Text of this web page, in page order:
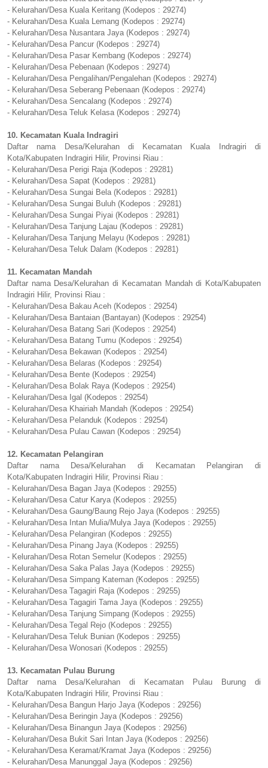
- Kelurahan/Desa Kuala Keritang (Kodepos : 29274)
- Kelurahan/Desa Kuala Lemang (Kodepos : 29274)
- Kelurahan/Desa Nusantara Jaya (Kodepos : 29274)
- Kelurahan/Desa Pancur (Kodepos : 29274)
- Kelurahan/Desa Pasar Kembang (Kodepos : 29274)
- Kelurahan/Desa Pebenaan (Kodepos : 29274)
- Kelurahan/Desa Pengalihan/Pengalehan (Kodepos : 29274)
- Kelurahan/Desa Seberang Pebenaan (Kodepos : 29274)
- Kelurahan/Desa Sencalang (Kodepos : 29274)
- Kelurahan/Desa Teluk Kelasa (Kodepos : 29274)
10. Kecamatan Kuala Indragiri
Daftar nama Desa/Kelurahan di Kecamatan Kuala Indragiri di
Kota/Kabupaten Indragiri Hilir, Provinsi Riau :
- Kelurahan/Desa Perigi Raja (Kodepos : 29281)
- Kelurahan/Desa Sapat (Kodepos : 29281)
- Kelurahan/Desa Sungai Bela (Kodepos : 29281)
- Kelurahan/Desa Sungai Buluh (Kodepos : 29281)
- Kelurahan/Desa Sungai Piyai (Kodepos : 29281)
- Kelurahan/Desa Tanjung Lajau (Kodepos : 29281)
- Kelurahan/Desa Tanjung Melayu (Kodepos : 29281)
- Kelurahan/Desa Teluk Dalam (Kodepos : 29281)
11. Kecamatan Mandah
Daftar nama Desa/Kelurahan di Kecamatan Mandah di Kota/Kabupaten
Indragiri Hilir, Provinsi Riau :
- Kelurahan/Desa Bakau Aceh (Kodepos : 29254)
- Kelurahan/Desa Bantaian (Bantayan) (Kodepos : 29254)
- Kelurahan/Desa Batang Sari (Kodepos : 29254)
- Kelurahan/Desa Batang Tumu (Kodepos : 29254)
- Kelurahan/Desa Bekawan (Kodepos : 29254)
- Kelurahan/Desa Belaras (Kodepos : 29254)
- Kelurahan/Desa Bente (Kodepos : 29254)
- Kelurahan/Desa Bolak Raya (Kodepos : 29254)
- Kelurahan/Desa Igal (Kodepos : 29254)
- Kelurahan/Desa Khairiah Mandah (Kodepos : 29254)
- Kelurahan/Desa Pelanduk (Kodepos : 29254)
- Kelurahan/Desa Pulau Cawan (Kodepos : 29254)
12. Kecamatan Pelangiran
Daftar nama Desa/Kelurahan di Kecamatan Pelangiran di
Kota/Kabupaten Indragiri Hilir, Provinsi Riau :
- Kelurahan/Desa Bagan Jaya (Kodepos : 29255)
- Kelurahan/Desa Catur Karya (Kodepos : 29255)
- Kelurahan/Desa Gaung/Baung Rejo Jaya (Kodepos : 29255)
- Kelurahan/Desa Intan Mulia/Mulya Jaya (Kodepos : 29255)
- Kelurahan/Desa Pelangiran (Kodepos : 29255)
- Kelurahan/Desa Pinang Jaya (Kodepos : 29255)
- Kelurahan/Desa Rotan Semelur (Kodepos : 29255)
- Kelurahan/Desa Saka Palas Jaya (Kodepos : 29255)
- Kelurahan/Desa Simpang Kateman (Kodepos : 29255)
- Kelurahan/Desa Tagagiri Raja (Kodepos : 29255)
- Kelurahan/Desa Tagagiri Tama Jaya (Kodepos : 29255)
- Kelurahan/Desa Tanjung Simpang (Kodepos : 29255)
- Kelurahan/Desa Tegal Rejo (Kodepos : 29255)
- Kelurahan/Desa Teluk Bunian (Kodepos : 29255)
- Kelurahan/Desa Wonosari (Kodepos : 29255)
13. Kecamatan Pulau Burung
Daftar nama Desa/Kelurahan di Kecamatan Pulau Burung di
Kota/Kabupaten Indragiri Hilir, Provinsi Riau :
- Kelurahan/Desa Bangun Harjo Jaya (Kodepos : 29256)
- Kelurahan/Desa Beringin Jaya (Kodepos : 29256)
- Kelurahan/Desa Binangun Jaya (Kodepos : 29256)
- Kelurahan/Desa Bukit Sari Intan Jaya (Kodepos : 29256)
- Kelurahan/Desa Keramat/Kramat Jaya (Kodepos : 29256)
- Kelurahan/Desa Manunggal Jaya (Kodepos : 29256)